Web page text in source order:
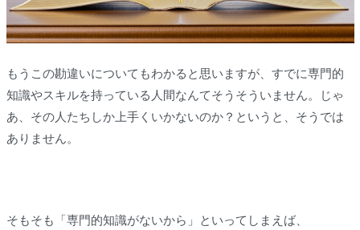
もうこの勘違いについてもわかると思いますが、すでに専門的
知識やスキルを持っている人間なんてそうそういません。じゃ
あ、その人たちしか上手くいかないのか？というと、そうでは
ありません。
そもそも「専門的知識がないから」といってしまえば、